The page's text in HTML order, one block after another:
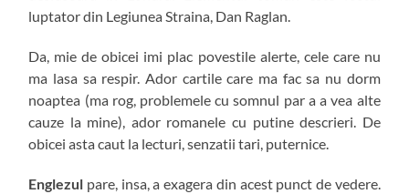
luptator din Legiunea Straina, Dan Raglan.
Da, mie de obicei imi plac povestile alerte, cele care nu
ma lasa sa respir. Ador cartile care ma fac sa nu dorm
noaptea (ma rog, problemele cu somnul par a a vea alte
cauze la mine), ador romanele cu putine descrieri. De
obicei asta caut la lecturi, senzatii tari, puternice.
Englezul pare, insa, a exagera din acest punct de vedere.